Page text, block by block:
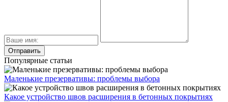
Популярные статьи
Маленькие презервативы: проблемы выбора
Какое устройство швов расширения в бетонных покрытиях